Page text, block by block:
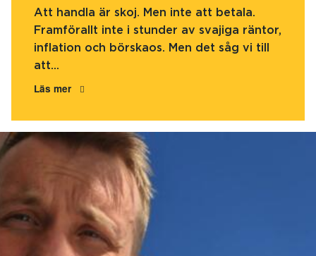
Att handla är skoj. Men inte att betala.
Framförallt inte i stunder av svajiga räntor,
inflation och börskaos. Men det såg vi till
att...
Läs mer